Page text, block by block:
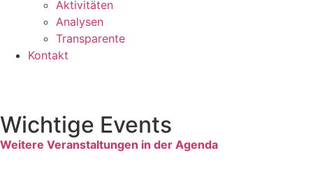
Aktivitäten
Analysen
Transparente
Kontakt
Wichtige Events
Weitere Veranstaltungen in der Agenda